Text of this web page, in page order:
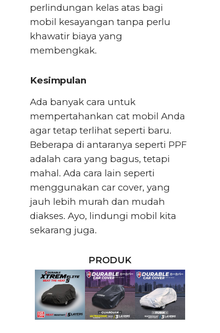
perlindungan kelas atas bagi
mobil kesayangan tanpa perlu
khawatir biaya yang
membengkak.
Kesimpulan
Ada banyak cara untuk
mempertahankan cat mobil Anda
agar tetap terlihat seperti baru.
Beberapa di antaranya seperti PPF
adalah cara yang bagus, tetapi
mahal. Ada cara lain seperti
menggunakan car cover, yang
jauh lebih murah dan mudah
diakses. Ayo, lindungi mobil kita
sekarang juga.
PRODUK